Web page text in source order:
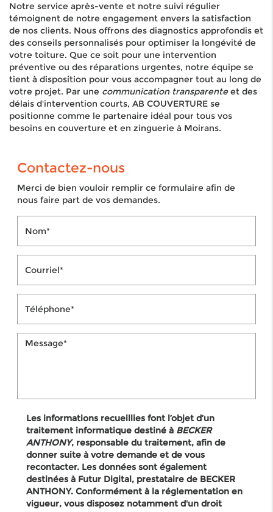
Notre service après-vente et notre suivi régulier
témoignent de notre engagement envers la satisfaction
de nos clients. Nous offrons des diagnostics approfondis et
des conseils personnalisés pour optimiser la longévité de
votre toiture. Que ce soit pour une intervention
préventive ou des réparations urgentes, notre équipe se
tient à disposition pour vous accompagner tout au long de
votre projet. Par une communication transparenteet des
délais d'intervention courts, AB COUVERTURE se
positionne comme le partenaire idéal pour tous vos
besoins en couverture et en zinguerie à Moirans.
Contactez-nous
Merci de bien vouloir remplir ce formulaire afin de
nous faire part de vos demandes.
Les informations recueillies font l’objet d’un
traitement informatique destiné àBECKER
ANTHONY, responsable du traitement, afin de
donner suite à votre demande et de vous
recontacter. Les données sont également
destinées à Futur Digital, prestataire de BECKER
ANTHONY. Conformément à la réglementation en
vigueur, vous disposez notamment d'un droit